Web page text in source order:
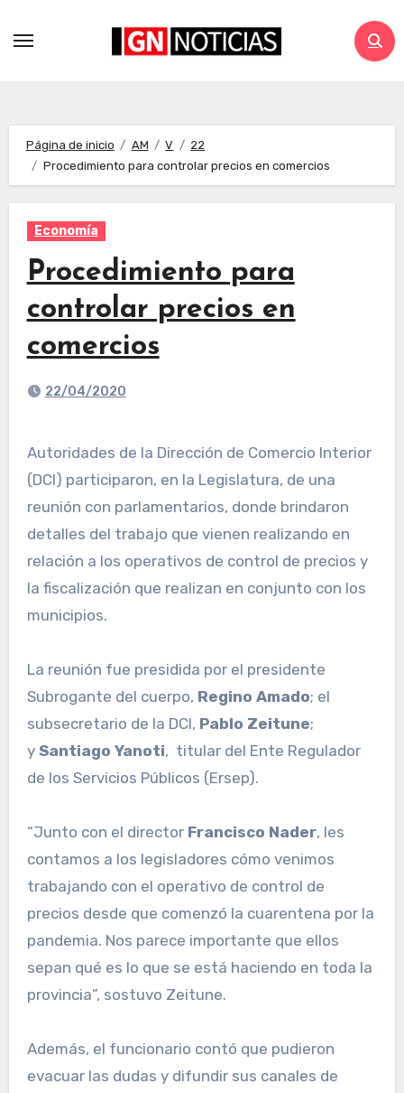
Página de inicio AM V
22
Procedimiento para controlar precios en comercios
Economía
Procedimiento para
controlar precios en
comercios
22/04/2020
Autoridades de la Dirección de Comercio Interior
(DCI) participaron, en la Legislatura, de una
reunión con parlamentarios, donde brindaron
detalles del trabajo que vienen realizando en
relación a los operativos de control de precios y
la fiscalización que realizan en conjunto con los
municipios.
La reunión fue presidida por el presidente
Subrogante del cuerpo, Regino Amado; el
subsecretario de la DCI, Pablo Zeitune;
y Santiago Yanoti, titular del Ente Regulador
de los Servicios Públicos (Ersep).
“Junto con el director Francisco Nader, les
contamos a los legisladores cómo venimos
trabajando con el operativo de control de
precios desde que comenzó la cuarentena por la
pandemia. Nos parece importante que ellos
sepan qué es lo que se está haciendo en toda la
provincia”, sostuvo Zeitune.
Además, el funcionario contó que pudieron
evacuar las dudas y difundir sus canales de